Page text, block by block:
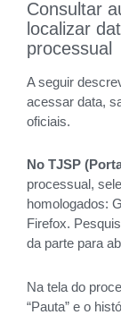
Consultar
localizar
processual
A seguir
acessar data,
oficiais.
No TJSP
processual,
homologados:
Firefox.
da parte para
Na tela do
“Pauta” e o